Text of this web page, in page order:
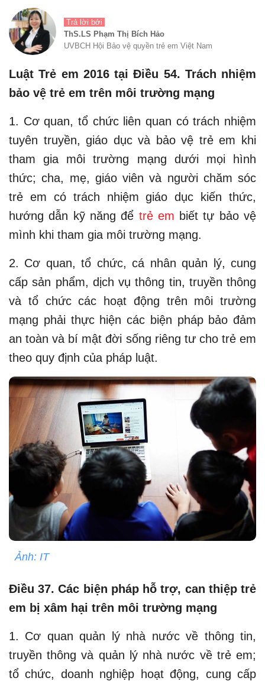
Trả lời bởi
ThS.LS Phạm Thị Bích Hảo
UVBCH Hội Bảo vệ quyền trẻ em Việt Nam
Luật Trẻ em 2016 tại Điều 54. Trách nhiệm
bảo vệ trẻ em trên môi trường mạng
1. Cơ quan, tổ chức liên quan có trách nhiệm
tuyên truyền, giáo dục và bảo vệ trẻ em khi
tham gia môi trường mạng dưới mọi hình
thức; cha, mẹ, giáo viên và người chăm sóc
trẻ em có trách nhiệm giáo dục kiến thức,
hướng dẫn kỹ năng để trẻ em biết tự bảo vệ
mình khi tham gia môi trường mạng.
2. Cơ quan, tổ chức, cá nhân quản lý, cung
cấp sản phẩm, dịch vụ thông tin, truyền thông
và tổ chức các hoạt động trên môi trường
mạng phải thực hiện các biện pháp bảo đảm
an toàn và bí mật đời sống riêng tư cho trẻ em
theo quy định của pháp luật.
Ảnh: IT
Điều 37. Các biện pháp hỗ trợ, can thiệp trẻ
em bị xâm hại trên môi trường mạng
1. Cơ quan quản lý nhà nước về thông tin,
truyền thông và quản lý nhà nước về trẻ em;
tổ chức, doanh nghiệp hoạt động, cung cấp